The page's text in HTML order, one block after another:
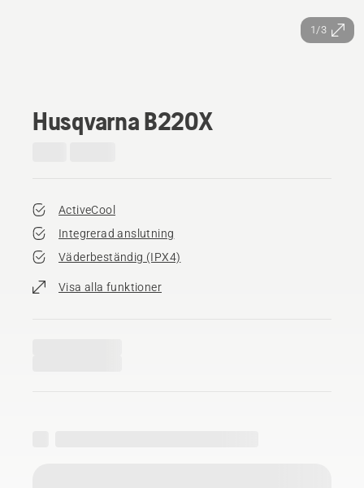
1/3
Husqvarna B220X
ActiveCool
Integrerad anslutning
Väderbeständig (IPX4)
Visa alla funktioner